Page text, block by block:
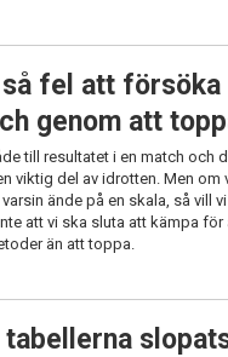
fel att försöka
genom att
till resultatet i en match och
viktig del av idrotten. Men om
ände på en skala, så vill
att vi ska sluta att kämpa för
än att toppa.